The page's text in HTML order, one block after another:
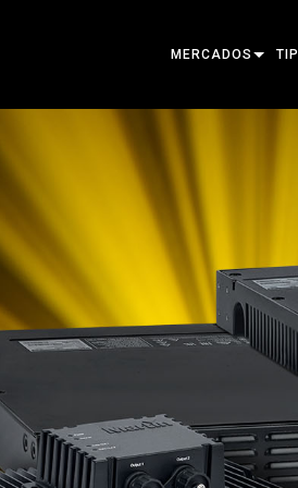
MERCADOS